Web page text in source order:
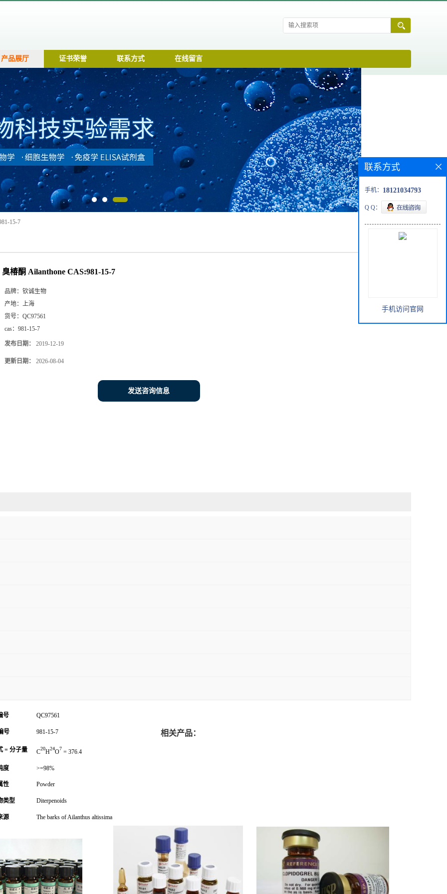
产品展厅 证书荣誉 联系方式 在线留言
15-7
臭椿酮 Ailanthone CAS:981-15-7
品牌： 钦诚生物
产地： 上海
货号： QC97561
cas： 981-15-7
发布日期： 2019-12-19
更新日期： 2026-08-04
发送咨询信息
号 QC97561
号 981-15-7
= 分子量 C20H24O7 = 376.4
度 >=98%
性 Powder
类型 Diterpenoids
源 The barks of Ailanthus altissima
相关产品：
联系方式
手机： 18121034793
Q Q：
手机访问官网